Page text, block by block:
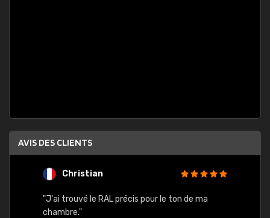
AVIS DES CLIENTS
Christian
"J'ai trouvé le RAL précis pour le ton de ma
chambre."